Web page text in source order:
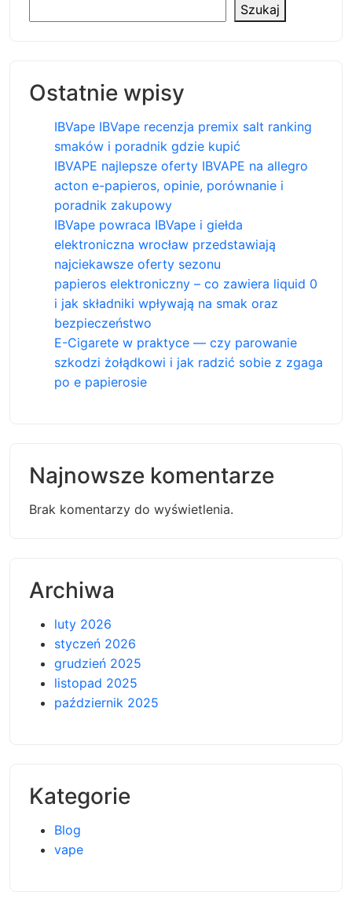
Szukaj
Ostatnie wpisy
IBVape IBVape recenzja premix salt ranking
smaków i poradnik gdzie kupić
IBVAPE najlepsze oferty IBVAPE na allegro
acton e-papieros, opinie, porównanie i
poradnik zakupowy
IBVape powraca IBVape i giełda
elektroniczna wrocław przedstawiają
najciekawsze oferty sezonu
papieros elektroniczny – co zawiera liquid 0
i jak składniki wpływają na smak oraz
bezpieczeństwo
E-Cigarete w praktyce — czy parowanie
szkodzi żołądkowi i jak radzić sobie z zgaga
po e papierosie
Najnowsze komentarze
Brak komentarzy do wyświetlenia.
Archiwa
luty 2026
styczeń 2026
grudzień 2025
listopad 2025
październik 2025
Kategorie
Blog
vape